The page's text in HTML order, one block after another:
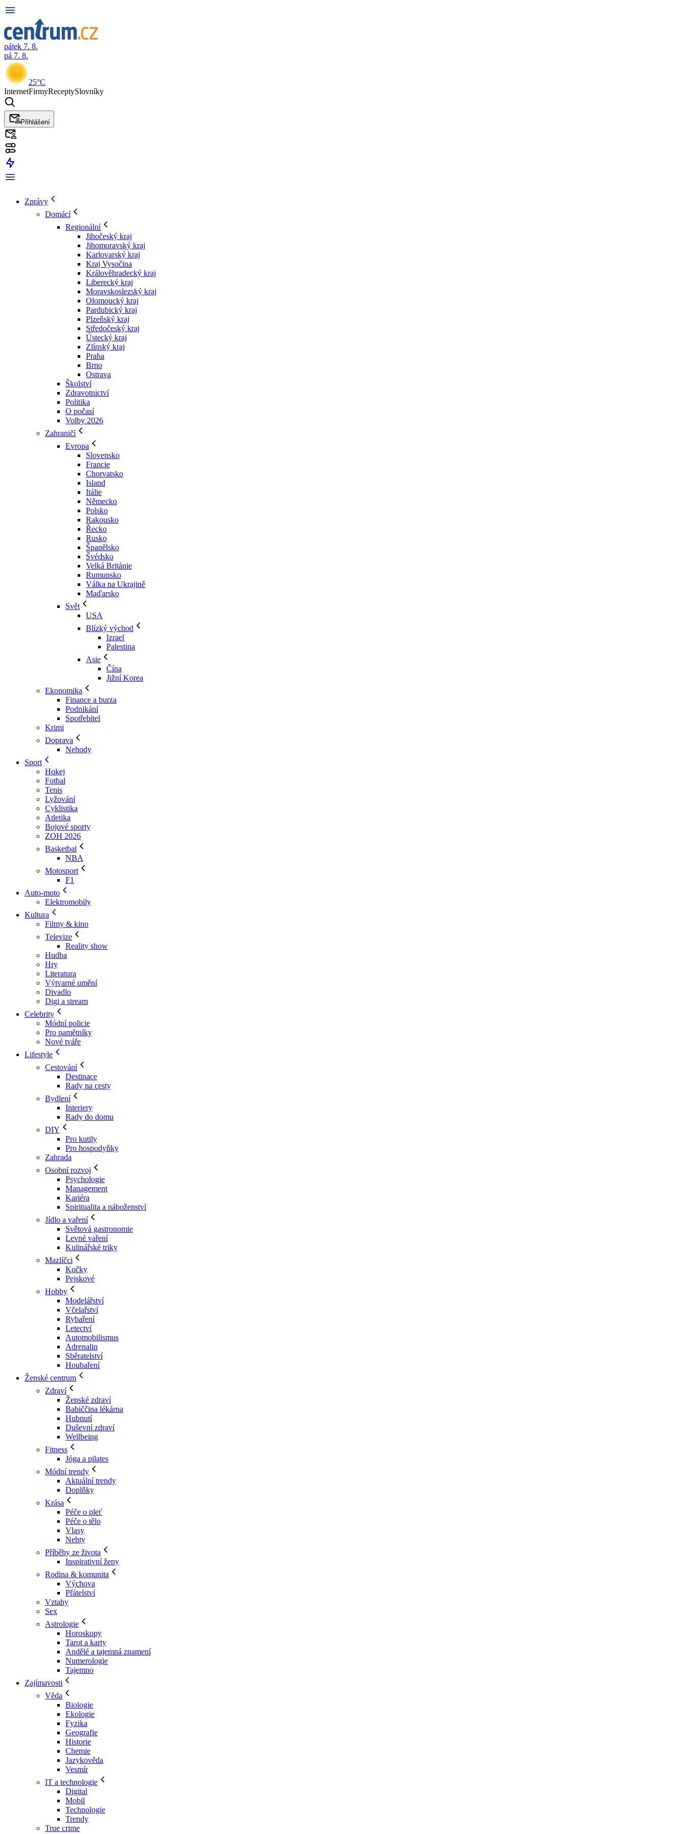
pátek 7. 8.
pá 7. 8.
25°C
InternetFirmyReceptySlovníky
Přihlášení
Zprávy
Domácí
Regionální
Jihočeský kraj
Jihomoravský kraj
Karlovarský kraj
Kraj Vysočina
Králověhradecký kraj
Liberecký kraj
Moravskoslezský kraj
Olomoucký kraj
Pardubický kraj
Plzeňský kraj
Středočeský kraj
Ústecký kraj
Zlínský kraj
Praha
Brno
Ostrava
Školství
Zdravotnictví
Politika
O počasí
Volby 2026
Zahraničí
Evropa
Slovensko
Francie
Chorvatsko
Island
Itálie
Německo
Polsko
Rakousko
Řecko
Rusko
Španělsko
Švédsko
Velká Británie
Rumunsko
Válka na Ukrajině
Maďarsko
Svět
USA
Blízký východ
Izrael
Palestina
Asie
Čína
Jižní Korea
Ekonomika
Finance a burza
Podnikání
Spotřebitel
Krimi
Doprava
Nehody
Sport
Hokej
Fotbal
Tenis
Lyžování
Cyklistika
Atletika
Bojové sporty
ZOH 2026
Basketbal
NBA
Motosport
F1
Auto-moto
Elektromobily
Kultura
Filmy & kino
Televize
Reality show
Hudba
Hry
Literatura
Výtvarné umění
Divadlo
Digi a stream
Celebrity
Módní policie
Pro pamětníky
Nové tváře
Lifestyle
Cestování
Destinace
Rady na cesty
Bydlení
Interiery
Rady do domu
DIY
Pro kutily
Pro hospodyňky
Zahrada
Osobní rozvoj
Psychologie
Management
Kariéra
Spiritualita a náboženství
Jídlo a vaření
Světová gastronomie
Levné vaření
Kulinářské triky
Mazlíčci
Kočky
Pejskové
Hobby
Modelářství
Včelařství
Rybaření
Letectví
Automobilismus
Adrenalin
Sběratelství
Houbaření
Ženské centrum
Zdraví
Ženské zdraví
Babiččina lékárna
Hubnutí
Duševní zdraví
Wellbeing
Fitness
Jóga a pilates
Módní trendy
Aktuální trendy
Doplňky
Krása
Péče o pleť
Péče o tělo
Vlasy
Nehty
Příběhy ze života
Inspirativní ženy
Rodina & komunita
Výchova
Přátelství
Vztahy
Sex
Astrologie
Horoskopy
Tarot a karty
Andělé a tajemná znamení
Numerologie
Tajemno
Zajímavosti
Věda
Biologie
Ekologie
Fyzika
Geografie
Historie
Chemie
Jazykověda
Vesmír
IT a technologie
Digital
Mobil
Technologie
Trendy
True crime